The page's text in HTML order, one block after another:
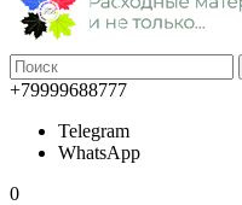
+79999688777
Telegram
WhatsApp
0